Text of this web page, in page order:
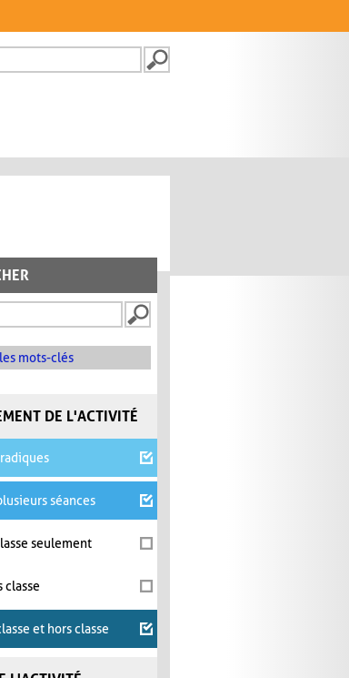
DE
mots-clés
DE L'ACTIVITÉ
séances
seulement
classe
et hors classe